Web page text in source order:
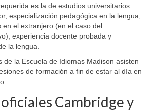
es la de estudios universitarios
especialización pedagógica en la lengua,
en el extranjero (en el caso del
experiencia docente probada y
la lengua.
de la Escuela de Idiomas Madison asisten
de formación a fin de estar al día en
Cambridge y